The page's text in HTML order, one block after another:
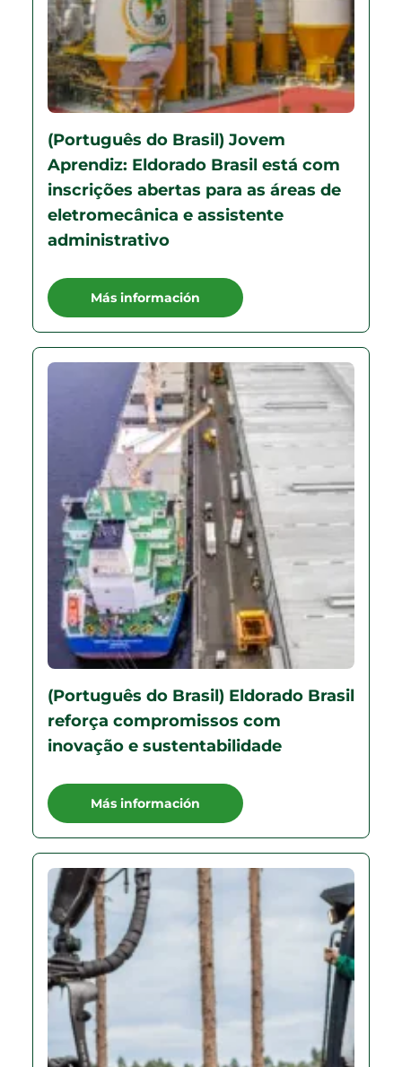
(Português do Brasil) Jovem
Aprendiz: Eldorado Brasil está com
inscrições abertas para as áreas de
eletromecânica e assistente
administrativo
Más información
(Português do Brasil) Eldorado Brasil
reforça compromissos com
inovação e sustentabilidade
Más información